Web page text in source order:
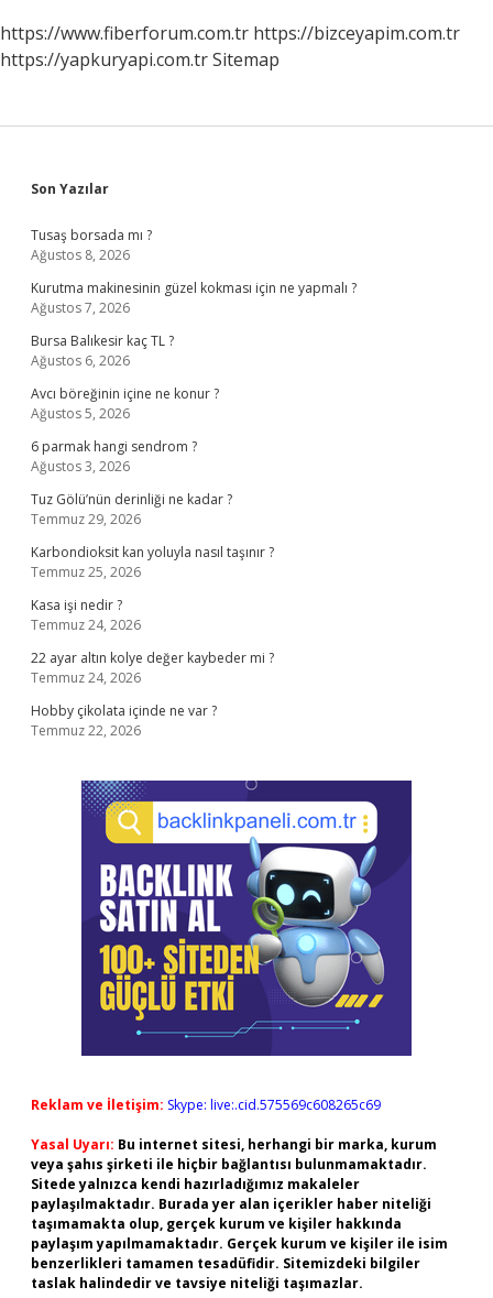
https://www.fiberforum.com.tr https://bizceyapim.com.tr
https://yapkuryapi.com.trSitemap
Sidebar
Son Yazılar
Tusaş borsada mı ?
Ağustos 8, 2026
Kurutma makinesinin güzel kokması için ne yapmalı ?
Ağustos 7, 2026
Bursa Balıkesir kaç TL ?
Ağustos 6, 2026
Avcı böreğinin içine ne konur ?
Ağustos 5, 2026
6 parmak hangi sendrom ?
Ağustos 3, 2026
Tuz Gölü’nün derinliği ne kadar ?
Temmuz 29, 2026
Karbondioksit kan yoluyla nasıl taşınır ?
Temmuz 25, 2026
Kasa işi nedir ?
Temmuz 24, 2026
22 ayar altın kolye değer kaybeder mi ?
Temmuz 24, 2026
Hobby çikolata içinde ne var ?
Temmuz 22, 2026
Reklam ve İletişim: Skype: live:.cid.575569c608265c69
Yasal Uyarı: Bu internet sitesi, herhangi bir marka, kurum
veya şahıs şirketi ile hiçbir bağlantısı bulunmamaktadır.
Sitede yalnızca kendi hazırladığımız makaleler
paylaşılmaktadır. Burada yer alan içerikler haber niteliği
taşımamakta olup, gerçek kurum ve kişiler hakkında
paylaşım yapılmamaktadır. Gerçek kurum ve kişiler ile isim
benzerlikleri tamamen tesadüfidir. Sitemizdeki bilgiler
taslak halindedir ve tavsiye niteliği taşımazlar.